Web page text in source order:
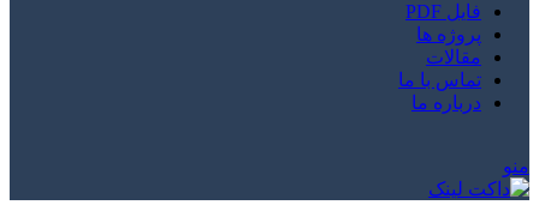
فایل PDF
پروژه ها
مقالات
تماس با ما
درباره ما
منو